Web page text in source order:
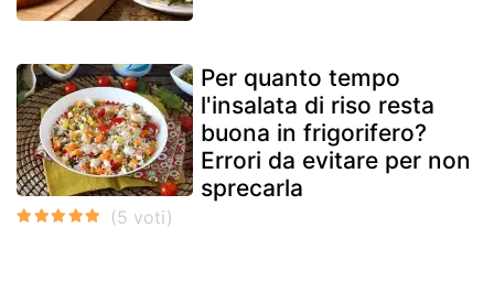
Per quanto tempo
l'insalata di riso resta
buona in frigorifero?
Errori da evitare per non
sprecarla